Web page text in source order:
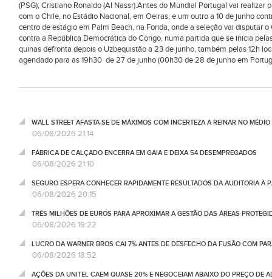
(PSG); Cristiano Ronaldo (Al Nassr).Antes do Mundial Portugal vai
com o Chile, no Estádio Nacional, em Oeiras, e um outro a 10 de junho
centro de estágio em Palm Beach, na Forida, onde a seleção vai disputar
contra a República Democrática do Congo, numa partida que se inicia
quinas defronta depois o Uzbequistão a 23 de junho, também pelas 12h
agendado para as 19h30 de 27 de junho (00h30 de 28 de junho em
WALL STREET AFASTA-SE DE MÁXIMOS COM INCERTEZA A REINAR NO
06/08/2026 21:14
FÁBRICA DE CALÇADO ENCERRA EM GAIA E DEIXA 54 DESEMPREGADOS
06/08/2026 21:10
SEGURO ESPERA CONHECER RAPIDAMENTE RESULTADOS DA AUDITORIA À
06/08/2026 20:15
TRÊS MILHÕES DE EUROS PARA APROXIMAR A GESTÃO DAS ÁREAS
06/08/2026 19:22
LUCRO DA WARNER BROS CAI 7% ANTES DE DESFECHO DA FUSÃO COM
06/08/2026 18:52
AÇÕES DA UNITEL CAEM QUASE 20% E NEGOCEIAM ABAIXO DO PREÇO DE